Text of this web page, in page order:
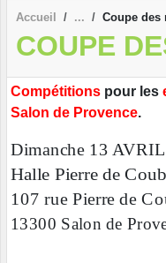
Accueil Coupe des
COUPE
Compétitions pour les
Salon de Provence.
Dimanche 13
Halle Pierre de
107 rue Pierre de
13300 Salon de